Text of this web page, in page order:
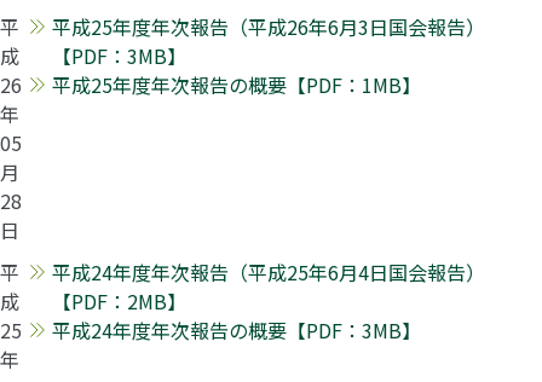
平
成
26
年
05
月
28
日
平成25年度年次報告（平成26年6月3日国会報告）
【PDF：3MB】
平成25年度年次報告の概要【PDF：1MB】
平
成
25
年
平成24年度年次報告（平成25年6月4日国会報告）
【PDF：2MB】
平成24年度年次報告の概要【PDF：3MB】